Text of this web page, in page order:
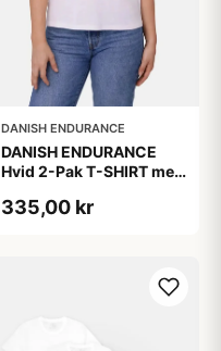
DANISH ENDURANCE
DANISH ENDURANCE
Hvid 2-Pak T-SHIRT med
Bomuld
335,00 kr